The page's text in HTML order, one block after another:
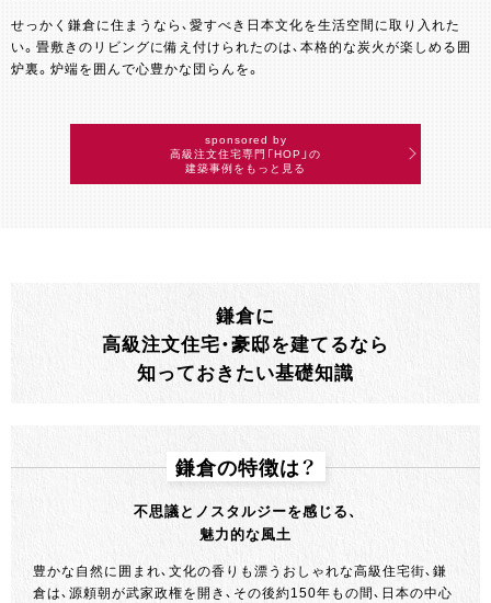
せっかく鎌倉に住まうなら、愛すべき日本文化を生活空間に取り入れた
い。畳敷きのリビングに備え付けられたのは、本格的な炭火が楽しめる囲
炉裏。炉端を囲んで心豊かな団らんを。
sponsored by
高級注文住宅専門「HOP」の
建築事例をもっと見る
鎌倉に
高級注文住宅・豪邸を建てるなら
知っておきたい基礎知識
鎌倉の特徴は？
不思議とノスタルジーを感じる、
魅力的な風土
豊かな自然に囲まれ、文化の香りも漂うおしゃれな高級住宅街、鎌
倉は、源頼朝が武家政権を開き、その後約150年もの間、日本の中心